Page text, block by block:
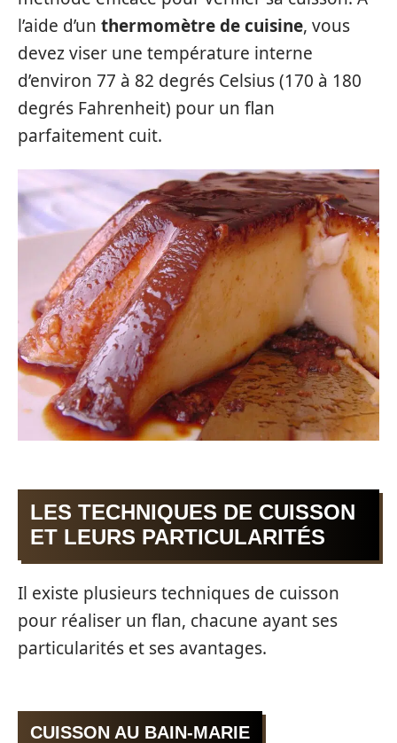
l’aide d’un thermomètre de cuisine, vous
devez viser une température interne
d’environ 77 à 82 degrés Celsius (170 à 180
degrés Fahrenheit) pour un flan
parfaitement cuit.
LES TECHNIQUES DE CUISSON
ET LEURS PARTICULARITÉS
Il existe plusieurs techniques de cuisson
pour réaliser un flan, chacune ayant ses
particularités et ses avantages.
CUISSON AU BAIN-MARIE